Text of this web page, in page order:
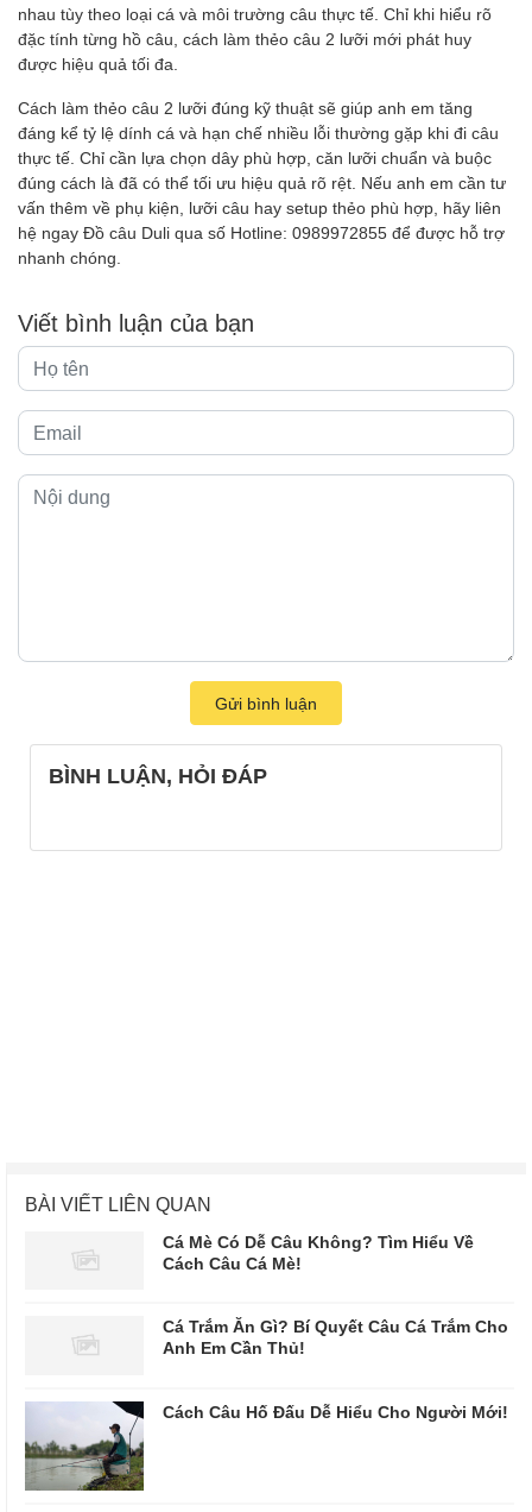
nhau tùy theo loại cá và môi trường câu thực tế. Chỉ khi hiểu rõ
đặc tính từng hồ câu, cách làm thẻo câu 2 lưỡi mới phát huy
được hiệu quả tối đa.
Cách làm thẻo câu 2 lưỡi đúng kỹ thuật sẽ giúp anh em tăng
đáng kể tỷ lệ dính cá và hạn chế nhiều lỗi thường gặp khi đi câu
thực tế. Chỉ cần lựa chọn dây phù hợp, căn lưỡi chuẩn và buộc
đúng cách là đã có thể tối ưu hiệu quả rõ rệt. Nếu anh em cần tư
vấn thêm về phụ kiện, lưỡi câu hay setup thẻo phù hợp, hãy liên
hệ ngay Đồ câu Duli qua số Hotline: 0989972855 để được hỗ trợ
nhanh chóng.
Viết bình luận của bạn
Gửi bình luận
BÌNH LUẬN, HỎI ĐÁP
BÀI VIẾT LIÊN QUAN
Cá Mè Có Dễ Câu Không? Tìm Hiểu Về
Cách Câu Cá Mè!
Cá Trắm Ăn Gì? Bí Quyết Câu Cá Trắm Cho
Anh Em Cần Thủ!
Cách Câu Hố Đấu Dễ Hiểu Cho Người Mới!